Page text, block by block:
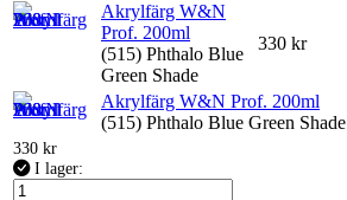
Akrylfärg W&N
Prof. 200ml
(515) Phthalo Blue
Green Shade
330 kr
Akrylfärg W&N Prof. 200ml
(515) Phthalo Blue Green Shade
330 kr
I lager: